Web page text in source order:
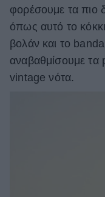
φορέσουμε τα πιο
όπως αυτό το
βολάν και το
αναβαθμίσουμε τα
vintage νότα.